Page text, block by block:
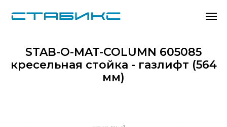
STAB-O-MAT-COLUMN 605085
кресельная стойка - газлифт (564
мм)